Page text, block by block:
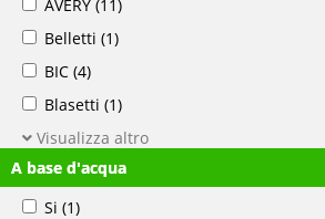
AVERY (11)
Belletti (1)
BIC (4)
Blasetti (1)
Visualizza altro
A base d'acqua
Si (1)